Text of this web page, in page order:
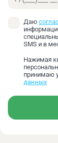
Станок
верхнего
Даю
SMS и в
Нажимая
принимаю
данных